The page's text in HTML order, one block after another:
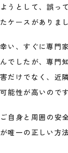
ようとして、誤っ
たケースがありまし
幸い、すぐに専門
んでしたが、専門
害だけでなく、近
可能性が高いのです
ご自身と周囲の安
が唯一の正しい方